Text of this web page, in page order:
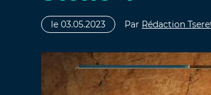
le 03.05.2023 Par Rédaction